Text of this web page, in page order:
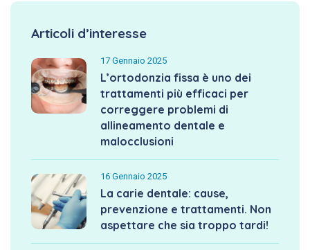
Articoli d’interesse
17 Gennaio 2025
L’ortodonzia fissa è uno dei
trattamenti più efficaci per
correggere problemi di
allineamento dentale e
malocclusioni
16 Gennaio 2025
La carie dentale: cause,
prevenzione e trattamenti. Non
aspettare che sia troppo tardi!